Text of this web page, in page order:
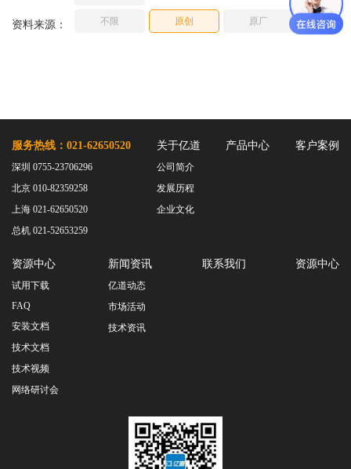
资料来源： 不限 原创 原厂
服务热线：021-62650520
深圳 0755-23706296
北京 010-82359258
上海 021-62650520
总机 021-52653259
关于亿道
公司简介
发展历程
企业文化
产品中心 客户案例
资源中心
试用下载
FAQ
安装文档
技术文档
技术视频
网络研讨会
新闻资讯
亿道动态
市场活动
技术资讯
联系我们 资源中心